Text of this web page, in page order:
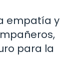
empatía y
para la